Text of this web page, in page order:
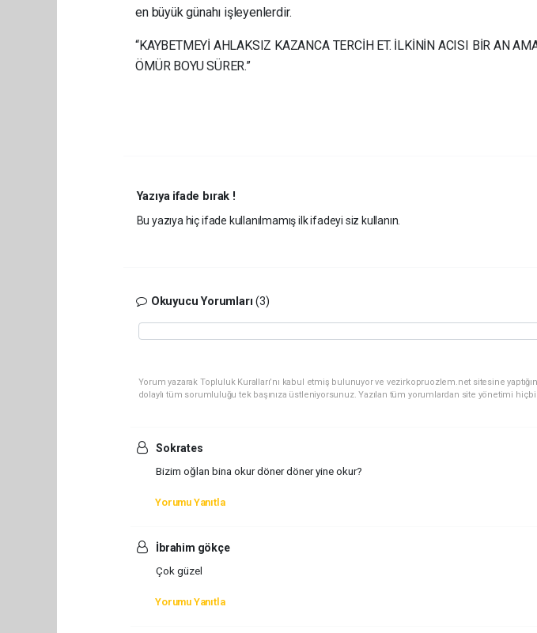
en büyük günahı işleyenlerdir.
“KAYBETMEYİ AHLAKSIZ KAZANCA TERCİH ET. İLKİNİN ACISI BİR AN
ÖMÜR BOYU SÜRER.”
Yazıya ifade bırak !
Bu yazıya hiç ifade kullanılmamış ilk ifadeyi siz kullanın.
Okuyucu Yorumları(3)
Yorum yazarak Topluluk Kuralları’nı kabul etmiş bulunuyor ve vezirkopruozlem.net sitesine
dolaylı tüm sorumluluğu tek başınıza üstleniyorsunuz. Yazılan tüm yorumlardan site yönetimi
Sokrates
Bizim oğlan bina okur döner döner yine okur?
Yorumu Yanıtla
İbrahim gökçe
Çok güzel
Yorumu Yanıtla